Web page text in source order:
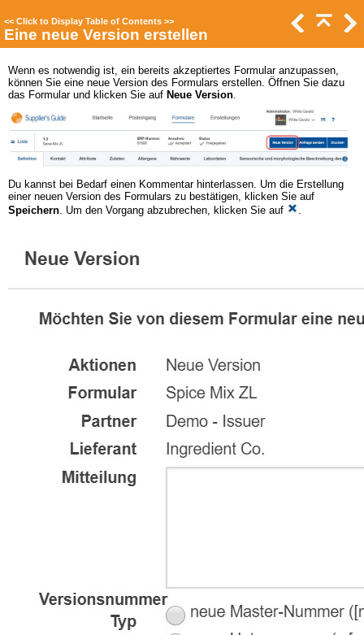
<< Click to Display Table of Contents >>
Eine neue Version erstellen
Wenn es notwendig ist, ein bereits akzeptiertes Formular anzupassen,
können Sie eine neue Version des Formulars erstellen. Öffnen Sie dazu
das Formular und klicken Sie auf Neue Version.
Du kannst bei Bedarf einen Kommentar hinterlassen. Um die Erstellung
einer neuen Version des Formulars zu bestätigen, klicken Sie auf
Speichern. Um den Vorgang abzubrechen, klicken Sie auf .